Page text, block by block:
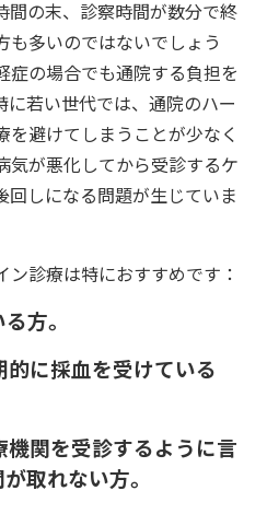
間の末、診察時間が数分で終
も多いのではないでしょう
症の場合でも通院する負担を
に若い世代では、通院のハー
を避けてしまうことが少なく
気が悪化してから受診するケ
回しになる問題が生じていま
診療は特におすすめです：
方。
に採血を受けている
関を受診するように言
取れない方。